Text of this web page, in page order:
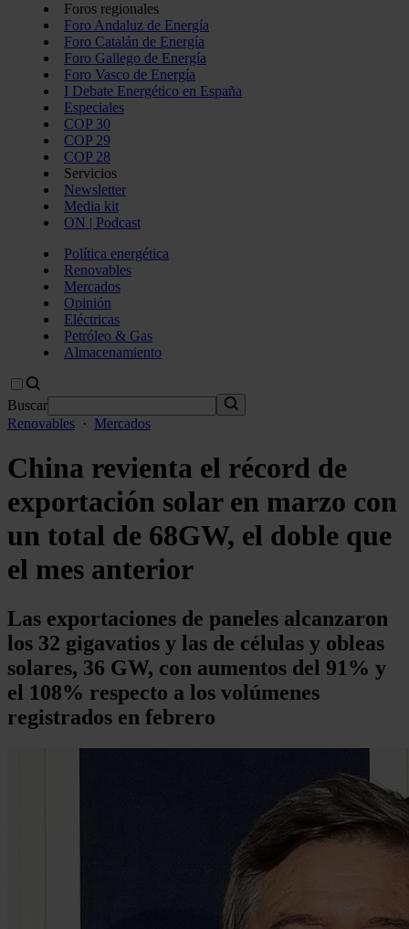
Foros regionales
Foro Andaluz de Energía
Foro Catalán de Energía
Foro Gallego de Energía
Foro Vasco de Energía
I Debate Energético en España
Especiales
COP 30
COP 29
COP 28
Servicios
Newsletter
Media kit
ON | Podcast
Política energética
Renovables
Mercados
Opinión
Eléctricas
Petróleo & Gas
Almacenamiento
Buscar
Renovables · Mercados
China revienta el récord de
exportación solar en marzo con
un total de 68GW, el doble que
el mes anterior
Las exportaciones de paneles alcanzaron
los 32 gigavatios y las de células y obleas
solares, 36 GW, con aumentos del 91% y
el 108% respecto a los volúmenes
registrados en febrero